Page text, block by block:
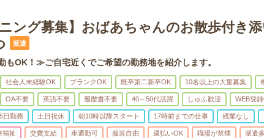
ニング募集】おばあちゃんのお散歩付き
派遣
もOK！≫ご自宅近くでご希望の勤務地を紹介します。
社会人未経験OK ブランクOK 既卒第二新卒OK 10名以上の大量募集
OA不要 英語不要 履歴書不要 40～50代活躍 しゅふ歓迎 WEB登
日勤務 土日祝休 朝10時以降スタート 17時前までの仕事 残業なし
福祉 交費支給 車通勤可 服装自由 週払いOK 職場が禁煙 派遣多